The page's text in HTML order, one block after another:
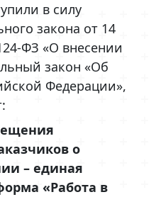
в силу
закона от 14
ФЗ «О внесении
закон «Об
Федерации»,
о
– единая
«Работа в